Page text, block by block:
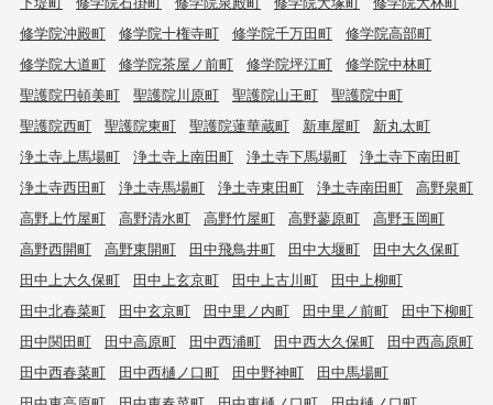
修学院沖殿町
修学院十権寺町 修学院千万田町
修学院高部町
修学院大道町
修学院茶屋ノ前町 修学院坪江町
修学院中林町
聖護院円頓美町
聖護院川原町 聖護院山王町
聖護院中町
聖護院西町
聖護院東町 聖護院蓮華蔵町 新車屋町
新丸太町
浄土寺上馬場町
浄土寺上南田町 浄土寺下馬場町
浄土寺下南田町
浄土寺西田町
浄土寺馬場町 浄土寺東田町 浄土寺南田町
高野泉町
高野上竹屋町
高野清水町 高野竹屋町 高野蓼原町
高野玉岡町
高野西開町
高野東開町 田中飛鳥井町 田中大堰町
田中大久保町
田中上大久保町
田中上玄京町 田中上古川町
田中上柳町
田中北春菜町
田中玄京町 田中里ノ内町 田中里ノ前町
田中下柳町
田中関田町
田中高原町 田中西浦町 田中西大久保町
田中西高原町
田中西春菜町
田中西樋ノ口町 田中野神町
田中馬場町